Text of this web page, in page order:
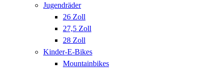
Jugendräder
26 Zoll
27,5 Zoll
28 Zoll
Kinder-E-Bikes
Mountainbikes